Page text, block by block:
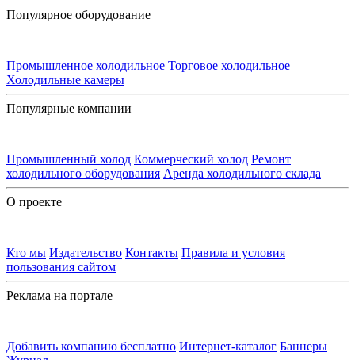
Популярное оборудование
Промышленное холодильное Торговое холодильное
Холодильные камеры
Популярные компании
Промышленный холод Коммерческий холод Ремонт
холодильного оборудования Аренда холодильного склада
О проекте
Кто мы Издательство Контакты Правила и условия
пользования сайтом
Реклама на портале
Добавить компанию бесплатно Интернет-каталог Баннеры